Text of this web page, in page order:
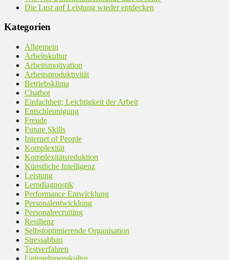
Die Lust auf Leistung wieder entdecken
Kategorien
Allgemein
Arbeitskultur
Arbeitsmotivation
Arbeitsproduktivität
Betriebsklima
Chatbot
Einfachheit; Leichtigkeit der Arbeit
Entschleunigung
Freude
Future Skills
Internet of People
Komplexität
Komplexitätsreduktion
Künstliche Intelligenz
Leistung
Lerndiagnostik
Performance Entwicklung
Personalentwicklung
Personalrecruiting
Resilienz
Selbstoptimierende Organisation
Stressabbau
Testverfahren
Untenehmenskultur